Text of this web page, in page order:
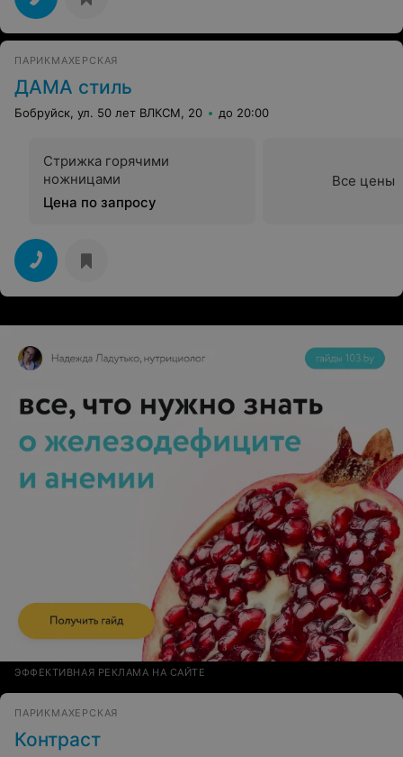
ПАРИКМАХЕРСКАЯ
ДАМА стиль
Бобруйск, ул. 50 лет ВЛКСМ, 20 до 20:00
Стрижка горячими
ножницами
Цена по запросу
Все цены
ЭФФЕКТИВНАЯ РЕКЛАМА НА САЙТЕ
ПАРИКМАХЕРСКАЯ
Контраст